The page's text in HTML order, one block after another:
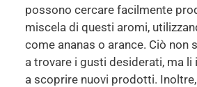
possono cercare facilmente
miscela di questi aromi,
come ananas o arance. Ciò non
a trovare i gusti desiderati, ma li
a scoprire nuovi prodotti.